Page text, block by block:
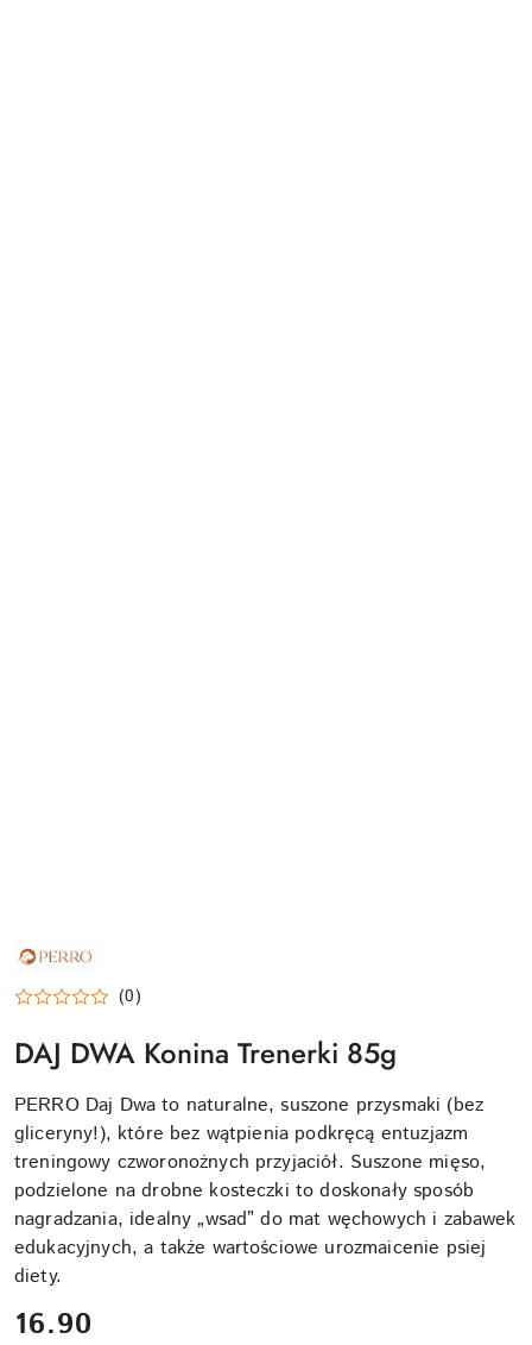
NAZWA
PRODUCENTA:
(0)
DAJ DWA Konina Trenerki 85g
PERRO Daj Dwa to naturalne, suszone przysmaki (bez
gliceryny!), które bez wątpienia podkręcą entuzjazm
treningowy czworonożnych przyjaciół. Suszone mięso,
podzielone na drobne kosteczki to doskonały sposób
nagradzania, idealny „wsad” do mat węchowych i zabawek
edukacyjnych, a także wartościowe urozmaicenie psiej
diety.
cena:
16.90